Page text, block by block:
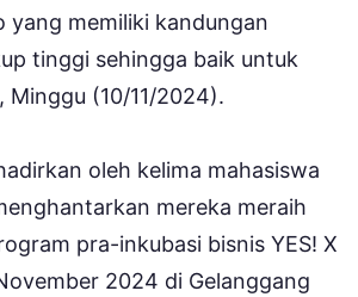
yang memiliki kandungan
tinggi sehingga baik untuk
Minggu (10/11/2024).
oleh kelima mahasiswa
mereka meraih
pra-inkubasi bisnis YES! X
2024 di Gelanggang